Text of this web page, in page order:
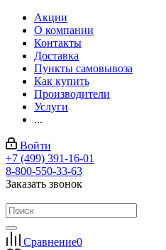
Акции
О компании
Контакты
Доставка
Пункты самовывоза
Как купить
Производители
Услуги
...
Войти
+7 (499) 391-16-01
8-800-550-33-63
Заказать звонок
Сравнение0